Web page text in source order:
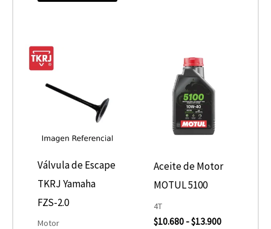
Válvula de Escape
TKRJ Yamaha
FZS-2.0
Motor
Aceite de Motor
MOTUL 5100
4T
$10.680 -$13.900